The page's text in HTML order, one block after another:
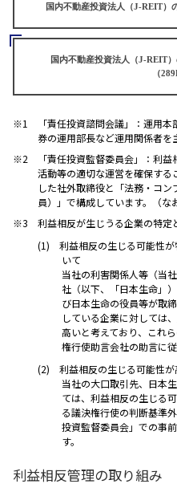
国内不動産投資法人（J-REIT）
国内不動産投資法人（J-REIT
（
「責任投資諮問会議」：運用
券の運用部長など運用関係者を
「責任投資監督委員会」：利
活動等の適切な運営を確保する
した社外取締役と「法務・コ
員）」で構成しています。（な
利益相反が生じうる企業の特定
利益相反の生じる可能性
いて
当社の利害関係人等（当
社（以下、「日本生命」
び日本生命の役員等が取
している企業に対しては
高いと考えており、これ
権行使助言会社の助言に
利益相反の生じる可能性
当社の大口取引先、日本
ては、利益相反の生じる
る議決権行使の判断基準
投資監督委員会」での事
す。
利益相反管理の取り組み